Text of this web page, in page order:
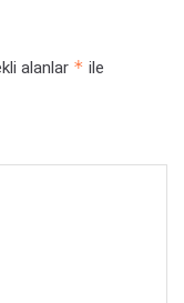
alanlar * ile